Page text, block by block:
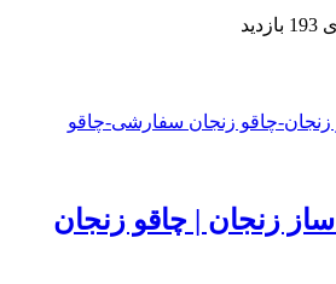
193 بازدید
زنجان | چاقو زنجان